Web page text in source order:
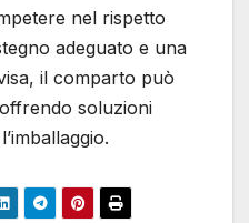
nel rispetto
adeguato e una
il comparto può
soluzioni